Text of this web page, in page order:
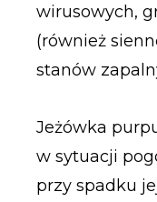
wirusowych,
(również
stanów
Jeżówka
w sytuacji
przy spadku